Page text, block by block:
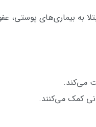
به بیماری‌های پوستی،
می‌کند.
کمک می‌کنند.